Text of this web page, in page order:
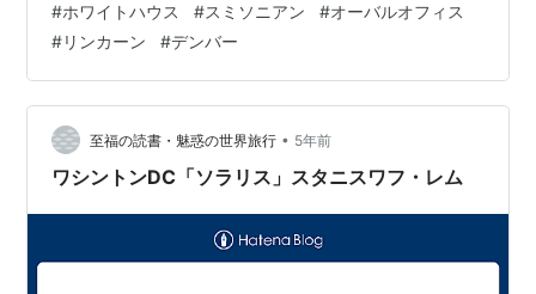
碑（米海兵隊戦争記念碑） 大統領の執務室に入った（ワ
シントン） ここがオーバルオフィスという米大統領執務
室です。 （日本時間１９９０年６月２２日撮影） 新聞社
の政治部で自民党安倍派を担当していた１９９０年６
月、アメリカに行きました。派閥のボス、安倍晋太郎
（写真左上）という自民党の元…
#ホワイトハウス #スミソニアン #オーバルオフィス
#リンカーン #デンバー
至福の読書・魅惑の世界旅行 • 5年前
ワシントンDC「ソラリス」スタニスワフ・レム